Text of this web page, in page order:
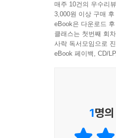
매주 10건의 우수리
3,000원 이상 구매
eBook은 다운로드
클래스는 첫번째 회
사락 독서모임으로
eBook 페이백, CD/
1명